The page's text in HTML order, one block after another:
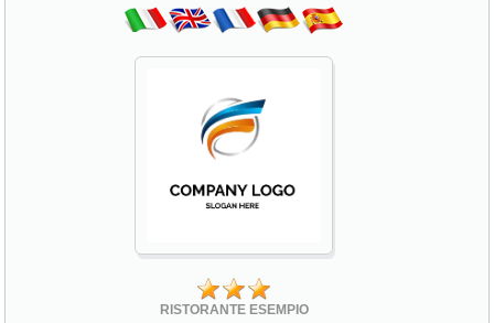
RISTORANTE ESEMPIO